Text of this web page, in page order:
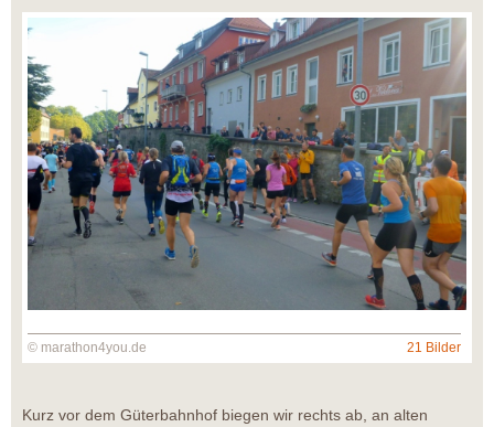
© marathon4you.de 21 Bilder
Kurz vor dem Güterbahnhof biegen wir rechts ab, an alten